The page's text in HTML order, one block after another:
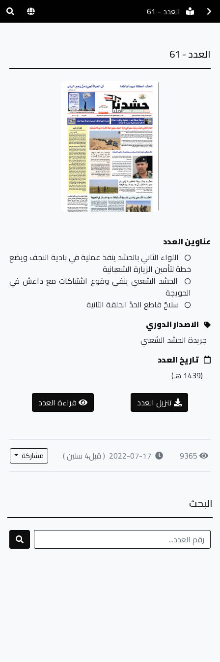
العدد - 61
العدد - 61
عناوين العدد
اللواء الثاني بالحشد ينفذ عملية في بادية النجف ويضع
خطة لتأمين الزيارة الشعبانية
الحشد الشعبي ينفي وقوع اشتباكات مع داعش في
الحويجة
سلاحٌ قاطع الحدّ الحلقة الثانية
الاصدار الدوري
جريدة الحشد الشعبي
تاريخ العدد
(1439
هـ)
تنزيل العدد
قراءة العدد
9365
2022-07-17 ( قبل4 سنين ) مشاركة
البحث